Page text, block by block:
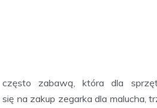
zabawą, która dla
na zakup zegarka dla malucha,